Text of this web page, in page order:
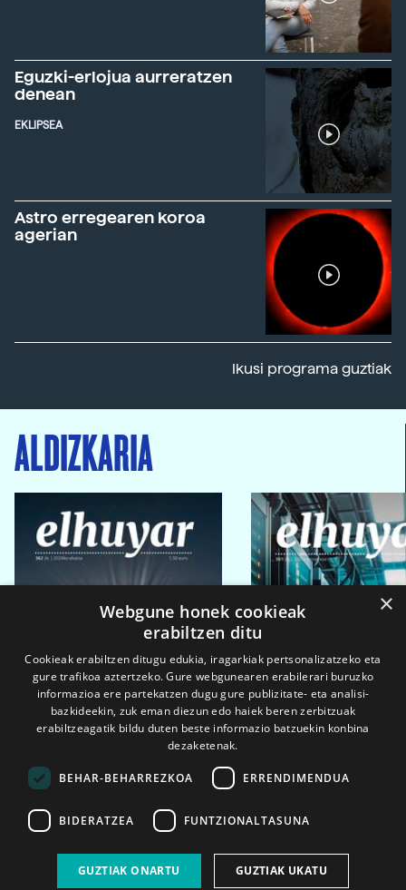
Eguzki-erlojua aurreratzen
denean
EKLIPSEA
Astro erregearen koroa
agerian
Ikusi programa guztiak
ALDIZKARIA
2026ko eka. 1a 2026ko mar. 1a
×
Webgune honek cookieak
erabiltzen ditu
Cookieak erabiltzen ditugu edukia, iragarkiak pertsonalizatzeko eta
gure trafikoa aztertzeko. Gure webgunearen erabilerari buruzko
informazioa ere partekatzen dugu gure publizitate- eta analisi-
bazkideekin, zuk eman diezun edo haiek beren zerbitzuak
erabiltzeagatik bildu duten beste informazio batzuekin konbina
dezaketenak.
BEHAR-BEHARREZKOA ERRENDIMENDUA
BIDERATZEA FUNTZIONALTASUNA
GUZTIAK ONARTU GUZTIAK UKATU